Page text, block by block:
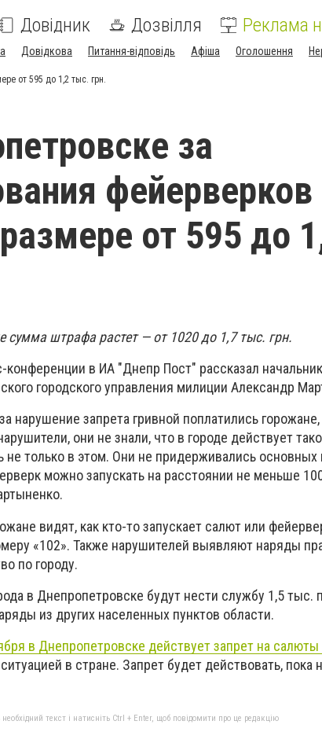
Довідник Дозвілля Реклама
Довідкова Питання-відповідь Афіша Оголошення
от 595 до 1,2 тыс. грн.
за
фейерверков
от 595 до
сумма штрафа растет — от 1020 до 1,7 тыс. грн.
в ИА "Днепр Пост" рассказал
городского управления милиции Александр
нарушение запрета гривной поплатились
они не знали, что в городе действует
не только в этом. Они не придерживались основных
можно запускать на расстоянии не меньше
видят, как кто-то запускает салют или
«102». Также нарушителей выявляют наряды
по городу.
в Днепропетровске будут нести службу 1,5 тыс.
из других населенных пунктов области.
в Днепропетровске действует запрет на
в стране. Запрет будет действовать, пока
текст і натисніть Ctrl + Enter, щоб повідомити про це редакцію